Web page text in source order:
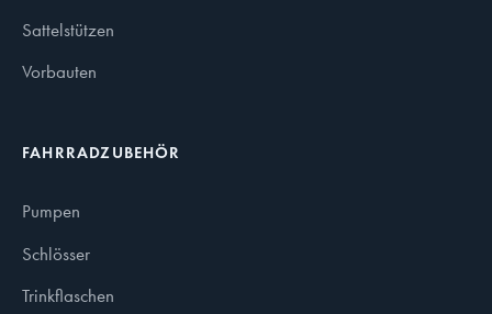
Sattelstützen
Vorbauten
FAHRRADZUBEHÖR
Pumpen
Schlösser
Trinkflaschen